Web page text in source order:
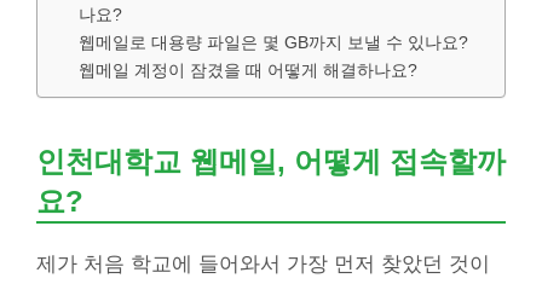
나요?
웹메일로 대용량 파일은 몇 GB까지 보낼 수 있나요?
웹메일 계정이 잠겼을 때 어떻게 해결하나요?
인천대학교 웹메일, 어떻게 접속할까
요?
제가 처음 학교에 들어와서 가장 먼저 찾았던 것이